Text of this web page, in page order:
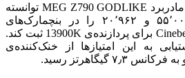
MSI می‌گوید با استفاده از مادربرد MEG Z790 GODLIKE توانسته
است به ترتیب امتیاز ۵۵٬۰۰۴ و ۲۰٬۹۶۲ را در بنچمارک‌های
Cinebench R23 و Cinebench R20 برای پردازنده‌ی 13900K ثبت کند.
به این امتیازها از خنک‌کننده‌ی
گیگاهرتز رسید.